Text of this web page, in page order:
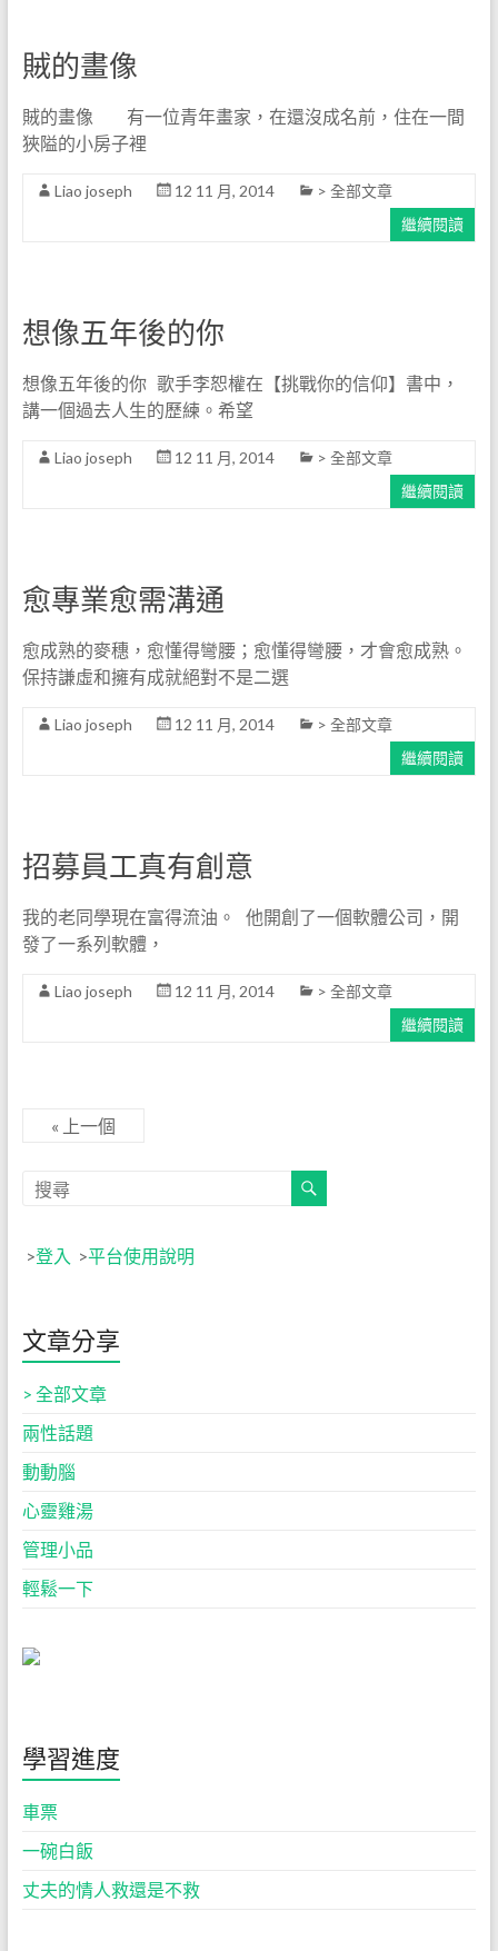
賊的畫像
賊的畫像 有一位青年畫家，在還沒成名前，住在一間
狹隘的小房子裡
Liao joseph 12 11 月, 2014
> 全部文章
繼續閱讀
想像五年後的你
想像五年後的你 歌手李恕權在【挑戰你的信仰】書中，
講一個過去人生的歷練。希望
Liao joseph 12 11 月, 2014
> 全部文章
繼續閱讀
愈專業愈需溝通
愈成熟的麥穗，愈懂得彎腰；愈懂得彎腰，才會愈成熟。
保持謙虛和擁有成就絕對不是二選
Liao joseph 12 11 月, 2014
> 全部文章
繼續閱讀
招募員工真有創意
我的老同學現在富得流油。 他開創了一個軟體公司，開
發了一系列軟體，
Liao joseph 12 11 月, 2014
> 全部文章
繼續閱讀
« 上一個
>登入 >平台使用說明
文章分享
> 全部文章
兩性話題
動動腦
心靈雞湯
管理小品
輕鬆一下
學習進度
車票
一碗白飯
丈夫的情人救還是不救